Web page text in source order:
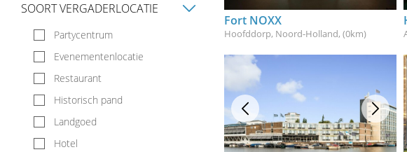
SOORT VERGADERLOCATIE
Partycentrum
Evenementenlocatie
Restaurant
Historisch pand
Landgoed
Hotel
Fort NOXX
Hoofddorp, Noord-Holland, (0km)